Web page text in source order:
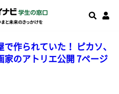
作られていた！ ピカソ、
のアトリエ公開 7ページ